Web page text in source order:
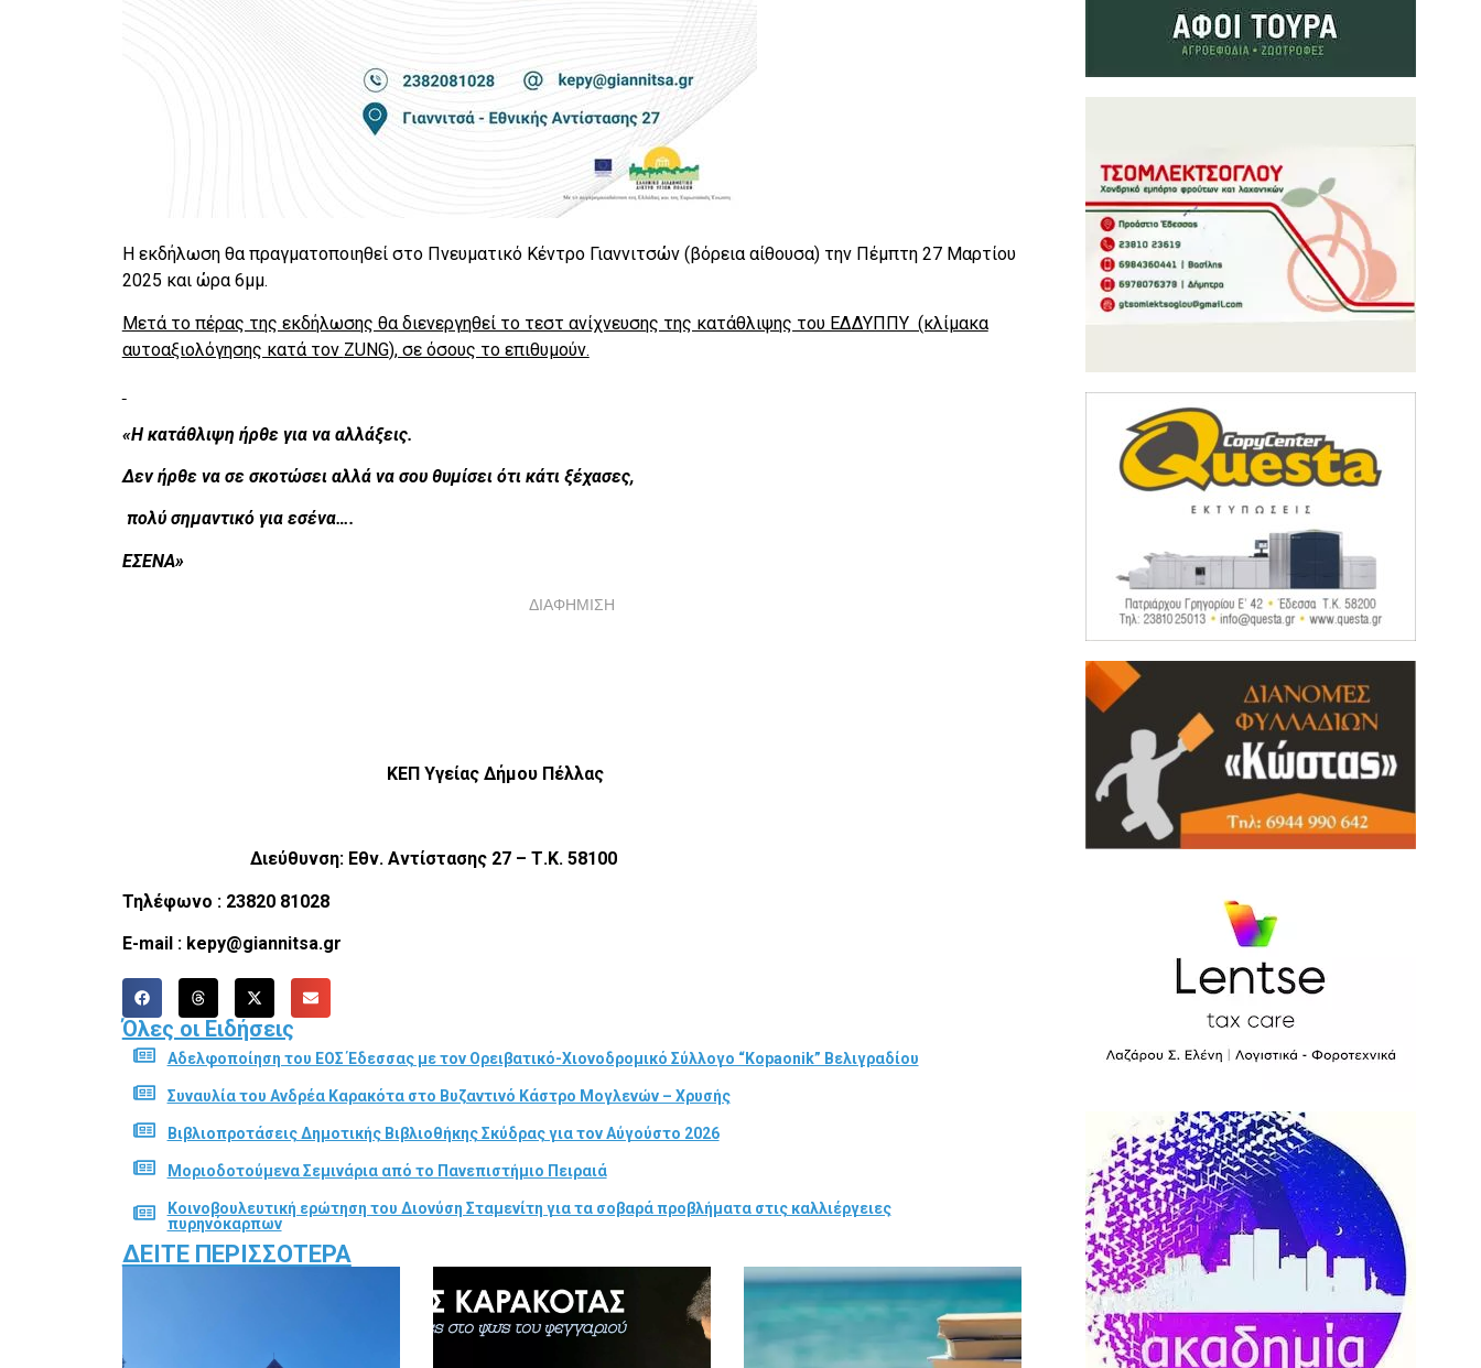
Η εκδήλωση θα πραγματοποιηθεί στο Πνευματικό Κέντρο Γιαννιτσών (βόρεια αίθουσα) την Πέμπτη 27 Μαρτίου
2025 και ώρα 6μμ.
Μετά το πέρας της εκδήλωσης θα διενεργηθεί το τεστ ανίχνευσης της κατάθλιψης του ΕΔΔΥΠΠΥ (κλίμακα
αυτοαξιολόγησης κατά τον ZUNG), σε όσους το επιθυμούν.
«Η κατάθλιψη ήρθε για να αλλάξεις.
Δεν ήρθε να σε σκοτώσει αλλά να σου θυμίσει ότι κάτι ξέχασες,
πολύ σημαντικό για εσένα….
ΕΣΕΝΑ»
ΔΙΑΦΗΜΙΣΗ
ΚΕΠ Υγείας Δήμου Πέλλας
Διεύθυνση: Εθν. Αντίστασης 27 – Τ.Κ. 58100
Τηλέφωνο : 23820 81028
E-mail : kepy@giannitsa.gr
Όλες οι Ειδήσεις
Αδελφοποίηση του ΕΟΣ Έδεσσας με τον Ορειβατικό-Χιονοδρομικό Σύλλογο “Kopaonik” Βελιγραδίου
Συναυλία του Ανδρέα Καρακότα στο Βυζαντινό Κάστρο Μογλενών – Χρυσής
Βιβλιοπροτάσεις Δημοτικής Βιβλιοθήκης Σκύδρας για τον Αύγούστο 2026
Μοριοδοτούμενα Σεμινάρια από το Πανεπιστήμιο Πειραιά
Κοινοβουλευτική ερώτηση του Διονύση Σταμενίτη για τα σοβαρά προβλήματα στις καλλιέργειες
πυρηνόκαρπων
ΔΕΊΤΕ ΠΕΡΙΣΣΌΤΕΡΑ